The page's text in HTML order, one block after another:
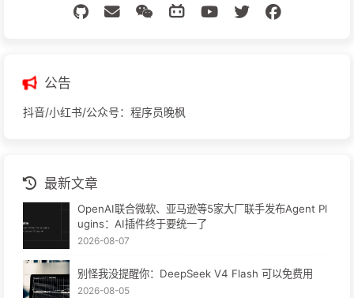
公告
抖音/小红书/公众号：程序员晚枫
最新文章
OpenAI联合微软、亚马逊等5家大厂联手发布Agent Pl
ugins：AI插件终于要统一了
2026-08-07
别怪我没提醒你：DeepSeek V4 Flash 可以免费用
2026-08-05